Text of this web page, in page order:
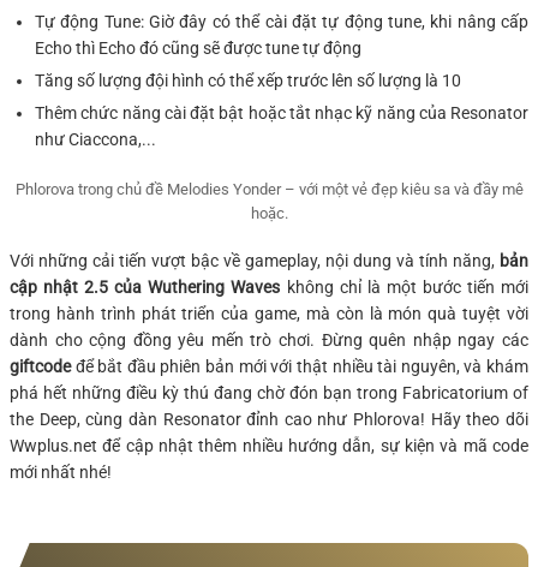
Tự động Tune: Giờ đây có thể cài đặt tự động tune, khi nâng cấp
Echo thì Echo đó cũng sẽ được tune tự động
Tăng số lượng đội hình có thể xếp trước lên số lượng là 10
Thêm chức năng cài đặt bật hoặc tắt nhạc kỹ năng của Resonator
như Ciaccona,...
Phlorova trong chủ đề Melodies Yonder – với một vẻ đẹp kiêu sa và đầy mê
hoặc.
Với những cải tiến vượt bậc về gameplay, nội dung và tính năng, bản
cập nhật 2.5 của Wuthering Waves không chỉ là một bước tiến mới
trong hành trình phát triển của game, mà còn là món quà tuyệt vời
dành cho cộng đồng yêu mến trò chơi. Đừng quên nhập ngay các
giftcodeđể bắt đầu phiên bản mới với thật nhiều tài nguyên, và khám
phá hết những điều kỳ thú đang chờ đón bạn trong Fabricatorium of
the Deep, cùng dàn Resonator đỉnh cao như Phlorova! Hãy theo dõi
Wwplus.net để cập nhật thêm nhiều hướng dẫn, sự kiện và mã code
mới nhất nhé!